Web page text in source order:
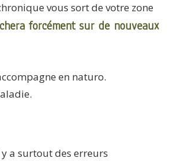
vous sort de votre zone
forcément sur de nouveaux
en naturo.
a surtout des erreurs